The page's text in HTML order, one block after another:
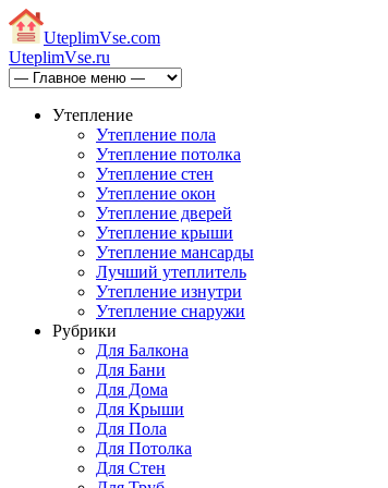
UteplimVse.com
UteplimVse.ru
Утепление
Утепление пола
Утепление потолка
Утепление стен
Утепление окон
Утепление дверей
Утепление крыши
Утепление мансарды
Лучший утеплитель
Утепление изнутри
Утепление снаружи
Рубрики
Для Балкона
Для Бани
Для Дома
Для Крыши
Для Пола
Для Потолка
Для Стен